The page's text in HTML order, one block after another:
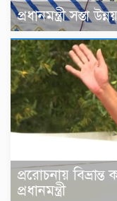
প্রধানমন্ত্রী সস্তা
প্ররোচনায়
প্রধানমন্ত্রী